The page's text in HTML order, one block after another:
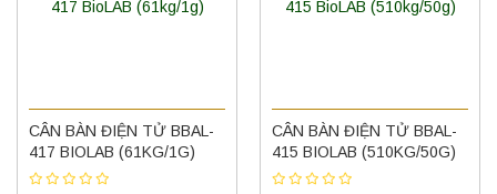
CÂN BÀN ĐIỆN TỬ BBAL-
417 BIOLAB (61KG/1G)
CÂN BÀN ĐIỆN TỬ BBAL-
415 BIOLAB (510KG/50G)